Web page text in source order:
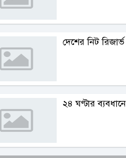
দেশের নিট
২৪ ঘণ্টার